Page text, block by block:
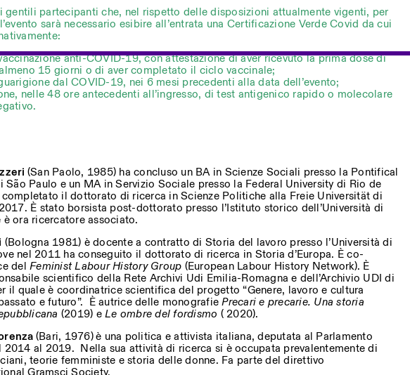
gentili partecipanti che, nel rispetto delle disposizioni attualmente vigenti, per
sarà necessario esibire all’entrata una Certificazione Verde Covid da cui
anti-COVID-19, con attestazione di aver ricevuto la prima dose di
15 giorni o di aver completato il ciclo vaccinale;
dal COVID-19, nei 6 mesi precedenti alla data dell’evento;
nelle 48 ore antecedenti all’ingresso, di test antigenico rapido o molecolare
(San Paolo, 1985) ha concluso un BA in Scienze Sociali presso la Pontifical
São Paulo e un MA in Servizio Sociale presso la Federal University di Rio de
completato il dottorato di ricerca in Scienze Politiche alla Freie Universität di
È stato borsista post-dottorato presso l’Istituto storico dell’Università di
è ora ricercatore associato.
(Bologna 1981) è docente a contratto di Storia del lavoro presso l’Università di
nel 2011 ha conseguito il dottorato di ricerca in Storia d’Europa. È co-
del Feminist Labour History Group (European Labour History Network). È
scientifico della Rete Archivi Udi Emilia-Romagna e dell’Archivio UDI di
il quale è coordinatrice scientifica del progetto “Genere, lavoro e cultura
e futuro”. È autrice delle monografiePrecari e precarie. Una storia
(2019) e Le ombre del fordismo ( 2020).
(Bari, 1976)è una politica e attivista italiana, deputata al Parlamento
2014 al 2019. Nella sua attività di ricerca si è occupata prevalentemente di
teorie femministe e storia delle donne. Fa parte del direttivo